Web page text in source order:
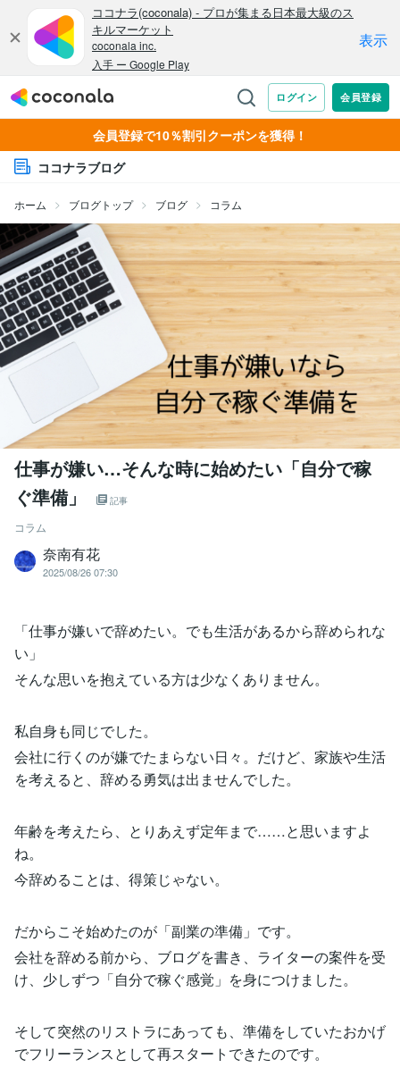
会員登録で10％割引クーポンを獲得！
ココナラブログ
ホーム ブログトップ ブログ コラム
仕事が嫌い…そんな時に始めたい「自分で稼
ぐ準備」
記事
コラム
奈南有花
2025/08/26 07:30
「仕事が嫌いで辞めたい。でも生活があるから辞められな
い」
そんな思いを抱えている方は少なくありません。
私自身も同じでした。
会社に行くのが嫌でたまらない日々。だけど、家族や生活
を考えると、辞める勇気は出ませんでした。
年齢を考えたら、とりあえず定年まで……と思いますよ
ね。
今辞めることは、得策じゃない。
だからこそ始めたのが「副業の準備」です。
会社を辞める前から、ブログを書き、ライターの案件を受
け、少しずつ「自分で稼ぐ感覚」を身につけました。
そして突然のリストラにあっても、準備をしていたおかげ
でフリーランスとして再スタートできたのです。